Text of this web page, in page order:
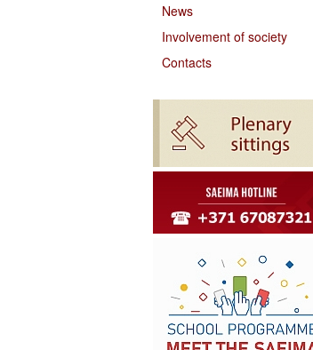
News
Involvement of society
Contacts